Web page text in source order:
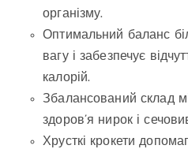
організму.
Оптимальний баланс
вагу і забезпечує
калорій.
Збалансований склад
здоров’я нирок і
Хрусткі крокети